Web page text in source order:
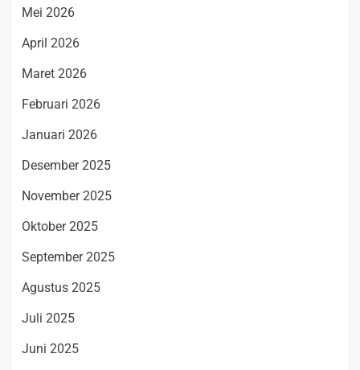
Mei 2026
April 2026
Maret 2026
Februari 2026
Januari 2026
Desember 2025
November 2025
Oktober 2025
September 2025
Agustus 2025
Juli 2025
Juni 2025